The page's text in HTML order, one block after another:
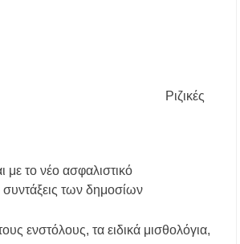
Νέου Μαρμαρά
Ριζικές
με το νέο ασφαλιστικό
συντάξεις των δημοσίων
ενστόλους, τα ειδικά μισθολόγια,